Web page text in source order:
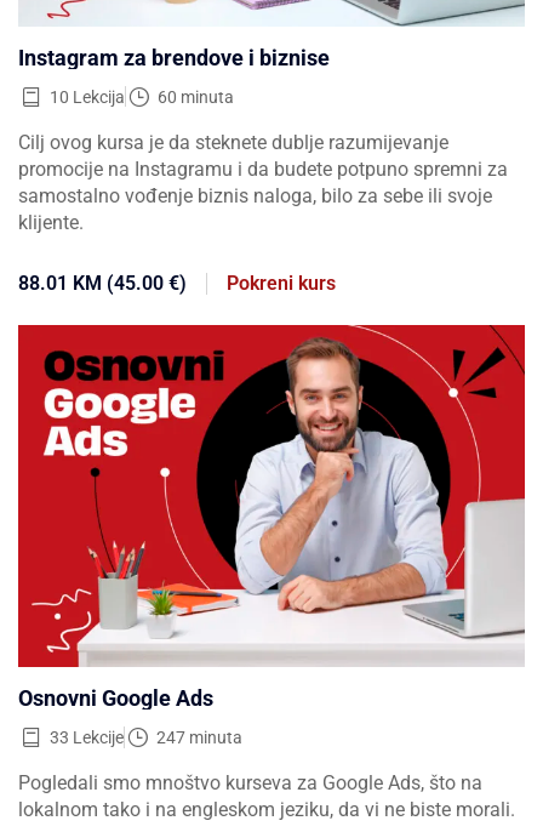
Instagram za brendove i biznise
10 Lekcija 60 minuta
Cilj ovog kursa je da steknete dublje razumijevanje
promocije na Instagramu i da budete potpuno spremni za
samostalno vođenje biznis naloga, bilo za sebe ili svoje
klijente.
88.01 KM (45.00 €) Pokreni kurs
Osnovni Google Ads
33 Lekcije 247 minuta
Pogledali smo mnoštvo kurseva za Google Ads, što na
lokalnom tako i na engleskom jeziku, da vi ne biste morali.